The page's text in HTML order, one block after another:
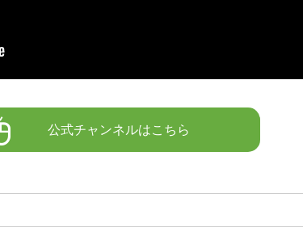
公式チャンネルはこちら